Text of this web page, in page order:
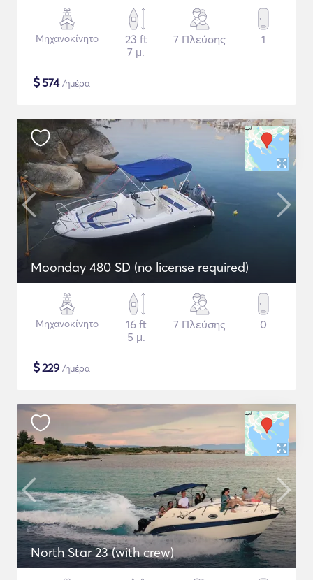
Μηχανοκίνητο
23 ft
7 μ.
7 Πλεύσης 1
$574/ημέρα
Moonday 480 SD (no license required)
Μηχανοκίνητο
16 ft
5 μ.
7 Πλεύσης 0
$229 /ημέρα
North Star 23 (with crew)